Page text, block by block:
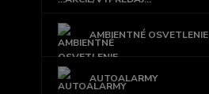
AMBIENTNÉ OSVETLENIE
AUTOALARMY